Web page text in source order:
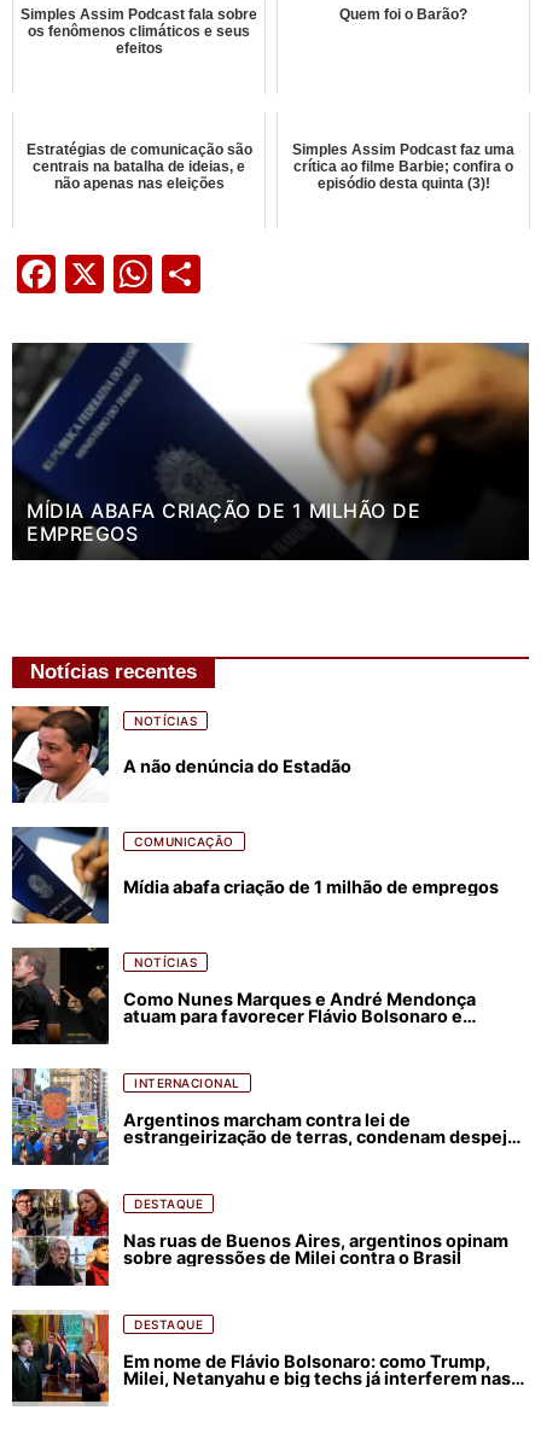
Simples Assim Podcast fala sobre
os fenômenos climáticos e seus
efeitos
Quem foi o Barão?
Estratégias de comunicação são
centrais na batalha de ideias, e
não apenas nas eleições
Simples Assim Podcast faz uma
crítica ao filme Barbie; confira o
episódio desta quinta (3)!
Facebook
X WhatsApp
MÍDIA ABAFA CRIAÇÃO DE 1 MILHÃO DE
EMPREGOS
Notícias recentes
NOTÍCIAS
A não denúncia do Estadão
COMUNICAÇÃO
Mídia abafa criação de 1 milhão de empregos
NOTÍCIAS
Como Nunes Marques e André Mendonça
atuam para favorecer Flávio Bolsonaro e
INTERNACIONAL
Argentinos marcham contra lei de
estrangeirização de terras, condenam despejos
DESTAQUE
Nas ruas de Buenos Aires, argentinos opinam
sobre agressões de Milei contra o Brasil
DESTAQUE
Em nome de Flávio Bolsonaro: como Trump,
Milei, Netanyahu e big techs já interferem nas